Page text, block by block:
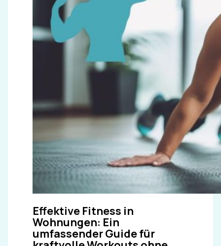
Effektive Fitness in
Wohnungen: Ein
umfassender Guide für